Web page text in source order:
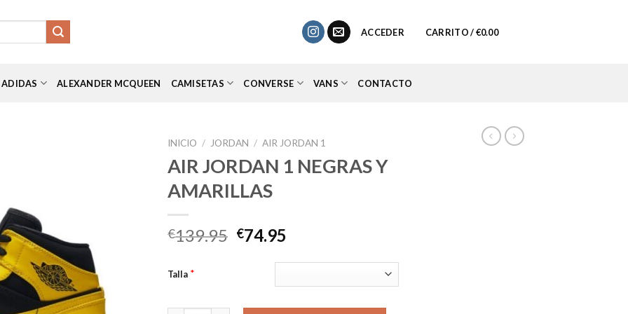
ACCEDER CARRITO /€0.00
ADIDAS ALEXANDER MCQUEEN CAMISETAS CONVERSE VANS CONTACTO
INICIO / JORDAN / AIR JORDAN 1
AIR JORDAN 1 NEGRAS Y
AMARILLAS
€139.95 El
original
€74.95
actual
es:
Talla *